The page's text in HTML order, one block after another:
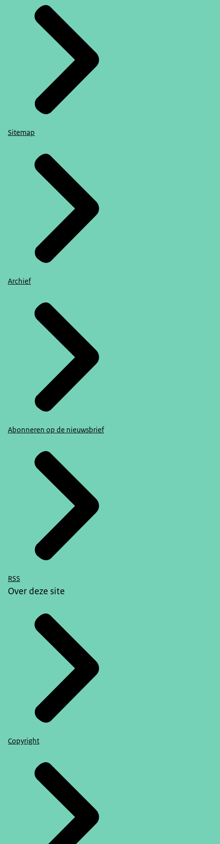
Sitemap
Archief
Abonneren op de nieuwsbrief
RSS
Over deze site
Copyright